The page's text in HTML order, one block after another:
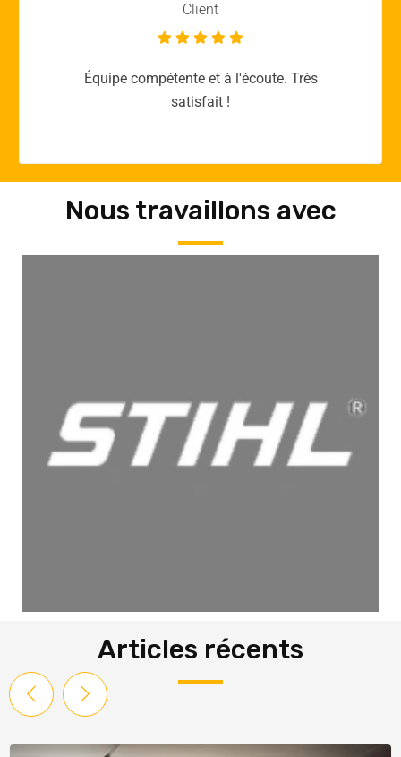
Client
Merci yellow365.work pour votre expertise!
Nous travaillons avec
Articles récents